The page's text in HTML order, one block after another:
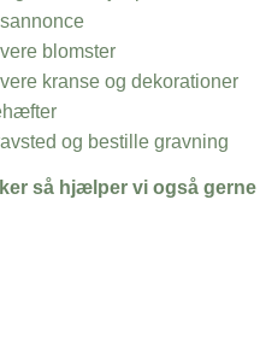
blomster
kranse og dekorationer
og bestille gravning
så hjælper vi også gerne